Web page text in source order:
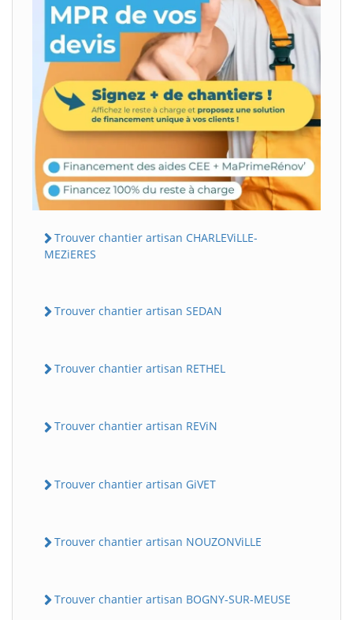
Trouver chantier artisan CHARLEViLLE-
MEZiERES
Trouver chantier artisan SEDAN
Trouver chantier artisan RETHEL
Trouver chantier artisan REViN
Trouver chantier artisan GiVET
Trouver chantier artisan NOUZONViLLE
Trouver chantier artisan BOGNY-SUR-MEUSE